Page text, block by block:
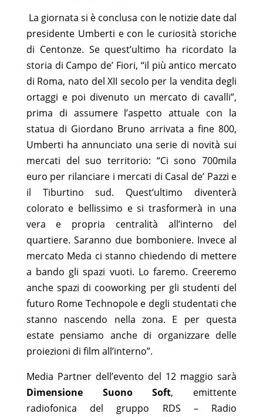
La giornata si è conclusa con le notizie date dal
presidente Umberti e con le curiosità storiche
di Centonze. Se quest’ultimo ha ricordato la
storia di Campo de’ Fiori, “il più antico mercato
di Roma, nato del XII secolo per la vendita degli
ortaggi e poi divenuto un mercato di cavalli”,
prima di assumere l’aspetto attuale con la
statua di Giordano Bruno arrivata a fine 800,
Umberti ha annunciato una serie di novità sui
mercati del suo territorio: “Ci sono 700mila
euro per rilanciare i mercati di Casal de’ Pazzi e
il Tiburtino sud. Quest’ultimo diventerà
colorato e bellissimo e si trasformerà in una
vera e propria centralità all’interno del
quartiere. Saranno due bomboniere. Invece al
mercato Meda ci stanno chiedendo di mettere
a bando gli spazi vuoti. Lo faremo. Creeremo
anche spazi di cooworking per gli studenti del
futuro Rome Technopole e degli studentati che
stanno nascendo nella zona. E per questa
estate pensiamo anche di organizzare delle
proiezioni di film all’interno”.
Media Partner dell’evento del 12 maggio sarà
Dimensione Suono Soft, emittente
radiofonica del gruppo RDS – Radio